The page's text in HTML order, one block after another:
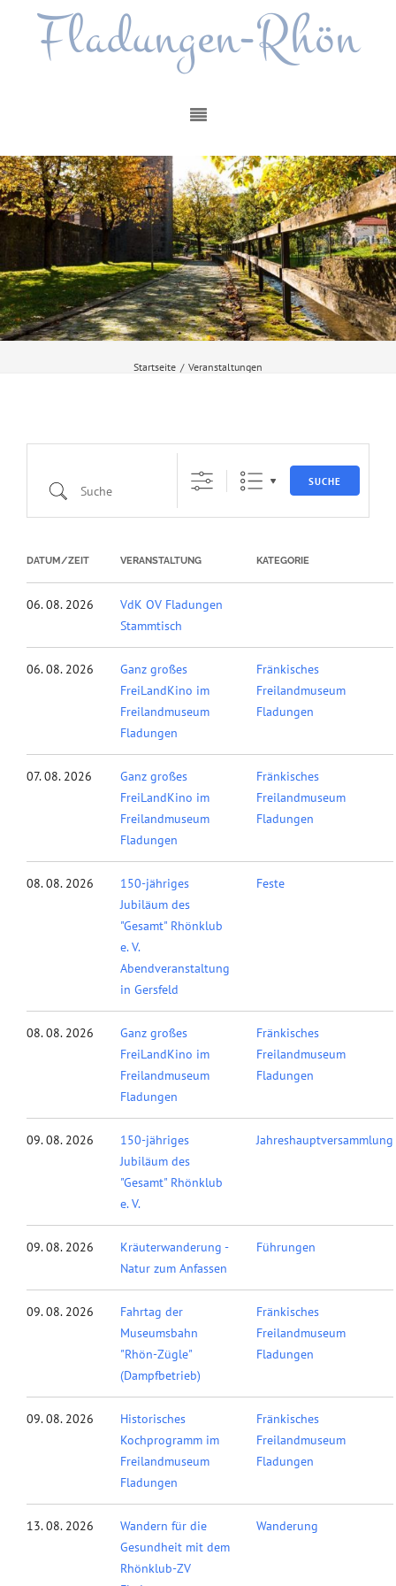
Fladungen-Rhön
Startseite / Veranstaltungen
Suche SUCHE
DATUM/ZEIT VERANSTALTUNG KATEGORIE
06. 08. 2026
VdK OV Fladungen
Stammtisch
06. 08. 2026
Ganz großes
FreiLandKino im
Freilandmuseum
Fladungen
Fränkisches
Freilandmuseum
Fladungen
07. 08. 2026
Ganz großes
FreiLandKino im
Freilandmuseum
Fladungen
Fränkisches
Freilandmuseum
Fladungen
08. 08. 2026
150-jähriges
Jubiläum des
"Gesamt" Rhönklub
e. V.
Abendveranstaltung
in Gersfeld
Feste
08. 08. 2026
Ganz großes
FreiLandKino im
Freilandmuseum
Fladungen
Fränkisches
Freilandmuseum
Fladungen
09. 08. 2026
150-jähriges
Jubiläum des
"Gesamt" Rhönklub
e. V.
Jahreshauptversammlung
09. 08. 2026
Kräuterwanderung -
Natur zum Anfassen
Führungen
09. 08. 2026
Fahrtag der
Museumsbahn
"Rhön-Zügle"
(Dampfbetrieb)
Fränkisches
Freilandmuseum
Fladungen
09. 08. 2026
Historisches
Kochprogramm im
Freilandmuseum
Fladungen
Fränkisches
Freilandmuseum
Fladungen
13. 08. 2026
Wandern für die
Gesundheit mit dem
Rhönklub-ZV
Wanderung